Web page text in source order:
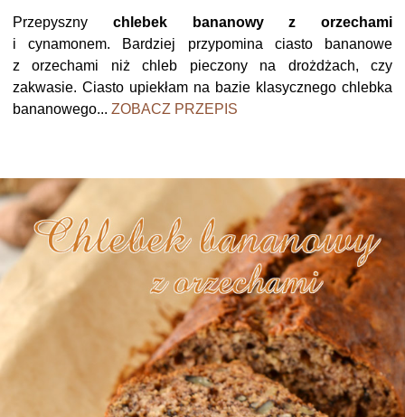
Przepyszny chlebek bananowy z orzechami
i cynamonem. Bardziej przypomina ciasto bananowe
z orzechami niż chleb pieczony na drożdżach, czy
zakwasie. Ciasto upiekłam na bazie klasycznego chlebka
bananowego... ZOBACZ PRZEPIS